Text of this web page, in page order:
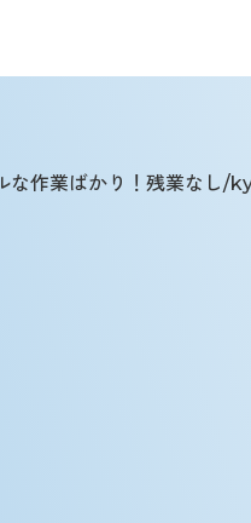
な作業ばかり！残業なし/